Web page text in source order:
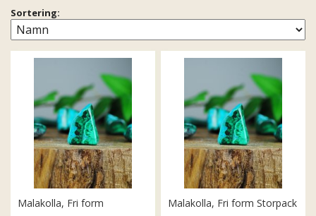
Sortering:
Malakolla, Fri form Malakolla, Fri form Storpack